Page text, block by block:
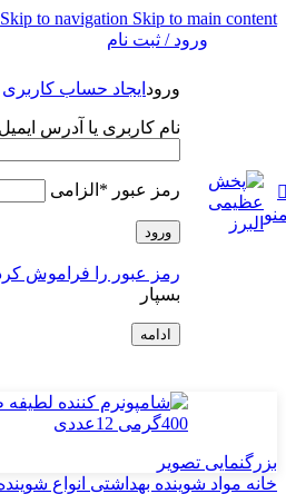
Skip to navigation Skip to main content
ورود / ثبت نام
ورود ایجاد حساب کاربری
نام کاربری یا آدرس ایمیل
رمز عبور * الزامی
ورود
رمز عبور را فراموش
بسپار
ادامه
بزرگنمایی تصویر
خانه مواد شوینده بهداشتی انواع